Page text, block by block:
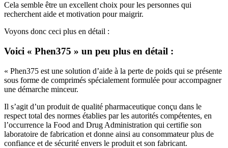
Cela semble être un excellent choix pour les personnes qui
recherchent aide et motivation pour maigrir.
Voyons donc ceci plus en détail :
Voici « Phen375 » un peu plus en détail :
« Phen375 est une solution d’aide à la perte de poids qui se présente
sous forme de comprimés spécialement formulée pour accompagner
une démarche minceur.
Il s’agit d’un produit de qualité pharmaceutique conçu dans le
respect total des normes établies par les autorités compétentes, en
l’occurrence la Food and Drug Administration qui certifie son
laboratoire de fabrication et donne ainsi au consommateur plus de
confiance et de sécurité envers le produit et son fabricant.